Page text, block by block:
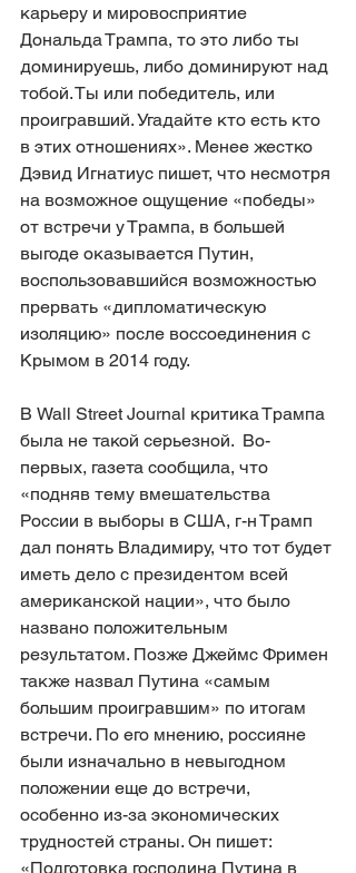
карьеру и мировосприятие
Дональда Трампа, то это либо ты
доминируешь, либо доминируют над
тобой. Ты или победитель, или
проигравший. Угадайте кто есть кто
в этих отношениях». Менее жестко
Дэвид Игнатиус пишет, что несмотря
на возможное ощущение «победы»
от встречи у Трампа, в большей
выгоде оказывается Путин,
воспользовавшийся возможностью
прервать «дипломатическую
изоляцию» после воссоединения с
Крымом в 2014 году.
В Wall Street Journal критика Трампа
была не такой серьезной.  Во-
первых, газета сообщила, что
«подняв тему вмешательства
России в выборы в США, г-н Трамп
дал понять Владимиру, что тот будет
иметь дело с президентом всей
американской нации», что было
названо положительным
результатом. Позже Джеймс Фримен
также назвал Путина «самым
большим проигравшим» по итогам
встречи. По его мнению, россияне
были изначально в невыгодном
положении еще до встречи,
особенно из-за экономических
трудностей страны. Он пишет:
«Подготовка господина Путина в